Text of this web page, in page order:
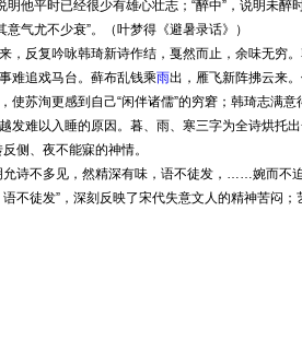
明他平时已经很少有雄心壮志；“醉中”，说明未醉
意气尤不少衰”。（叶梦得《避暑录话》）
反复吟咏韩琦新诗作结，戛然而止，余味无穷。
难追戏马台。藓布乱钱乘雨出，雁飞新阵拂云来
使苏洵更感到自己“闲伴诸儒”的穷窘；韩琦志满
发难以入睡的原因。暮、雨、寒三字为全诗烘托
侧、夜不能寐的神情。
不多见，然精深有味，语不徒发，……婉而不迫
语不徒发”，深刻反映了宋代失意文人的精神苦闷；